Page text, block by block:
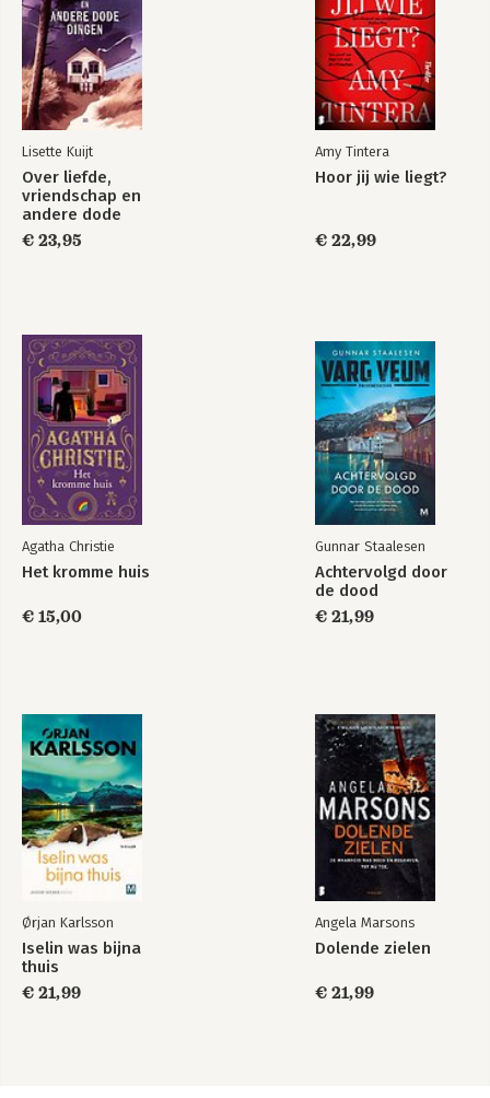
Lisette Kuijt
Over liefde,
vriendschap en
andere dode
dingen
€ 23,95
Amy Tintera
Hoor jij wie liegt?
€ 22,99
Agatha Christie
Het kromme huis
€ 15,00
Gunnar Staalesen
Achtervolgd door
de dood
€ 21,99
Ørjan Karlsson
Iselin was bijna
thuis
€ 21,99
Angela Marsons
Dolende zielen
€ 21,99